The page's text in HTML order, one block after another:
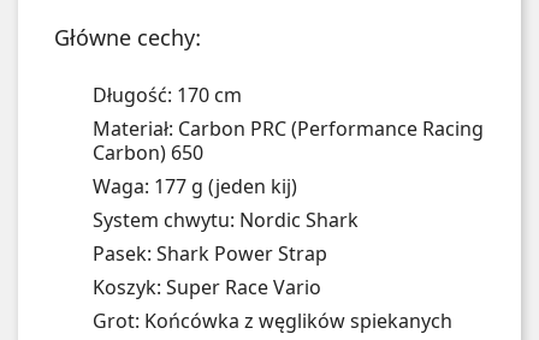
Główne cechy:
Długość: 170 cm
Materiał: Carbon PRC (Performance Racing
Carbon) 650
Waga: 177 g (jeden kij)
System chwytu: Nordic Shark
Pasek: Shark Power Strap
Koszyk: Super Race Vario
Grot: Końcówka z węglików spiekanych